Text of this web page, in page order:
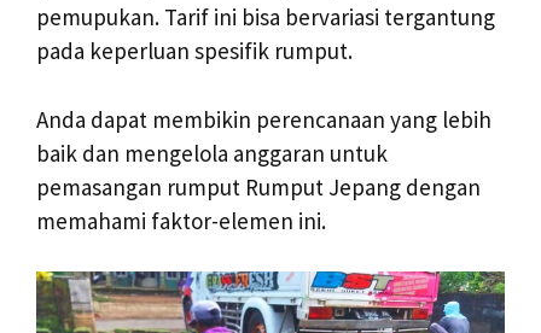
pemupukan. Tarif ini bisa bervariasi tergantung
pada keperluan spesifik rumput.
Anda dapat membikin perencanaan yang lebih
baik dan mengelola anggaran untuk
pemasangan rumput Rumput Jepang dengan
memahami faktor-elemen ini.